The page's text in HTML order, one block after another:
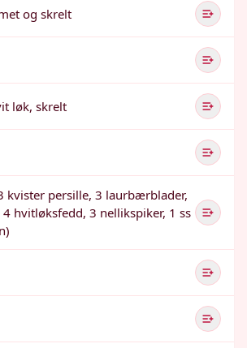
og skrelt
løk, skrelt
kvister persille, 3 laurbærblader,
hvitløksfedd, 3 nellikspiker, 1 ss